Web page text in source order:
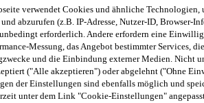
verwendet Cookies und ähnliche
abzurufen (z.B. IP-Adresse, Nutzer-ID, Browser-
erforderlich. Andere erfordern eine
Messung, das Angebot bestimmter Services,
und die Einbindung externer Medien. Nicht
("Alle akzeptieren") oder abgelehnt ("Ohne
der Einstellungen sind ebenfalls möglich und
unter dem Link "Cookie-Einstellungen"